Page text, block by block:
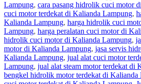
Lampung, cara pasang hidrolik cuci motor
cuci motor terdekat di Kalianda Lampung,
Kalianda Lampung, harga hidrolik cuci
Lampung, harga peralatan cuci motor di
hidrolik cuci motor di Kalianda Lampung,
motor di Kalianda Lampung, jasa servis
Kalianda Lampung, jual alat cuci motor
Lampung, jual alat steam motor terdekat di
bengkel hidrolik motor terdekat di Kalianda